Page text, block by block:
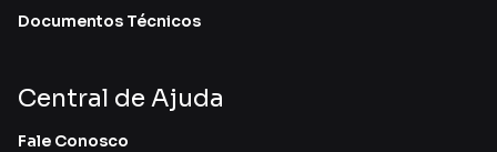
Documentos Técnicos
Central de Ajuda
Fale Conosco